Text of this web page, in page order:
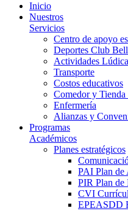
Inicio
Nuestros
Servicios
Centro de apoyo
Deportes Club
Actividades
Transporte
Costos educativos
Comedor y Tienda
Enfermería
Alianzas y
Programas
Académicos
Planes estratégicos
PAI Plan de
PIR Plan de
CVI
EPEASDD